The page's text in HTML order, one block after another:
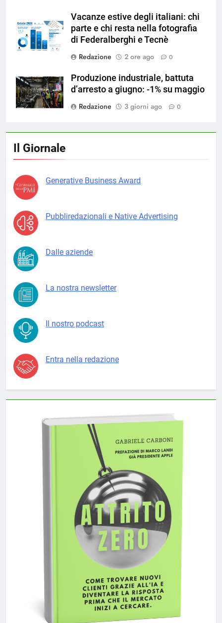
Vacanze estive degli italiani: chi
parte e chi resta nella fotografia
di Federalberghi e Tecnè
Redazione
2 ore ago 0
Produzione industriale, battuta
d’arresto a giugno: -1% su maggio
Redazione
3 giorni ago 0
Il Giornale
Generative Business Award
Pubbliredazionali e Native Advertising
Dalle aziende
La nostra newsletter
Il nostro podcast
Entra nella redazione